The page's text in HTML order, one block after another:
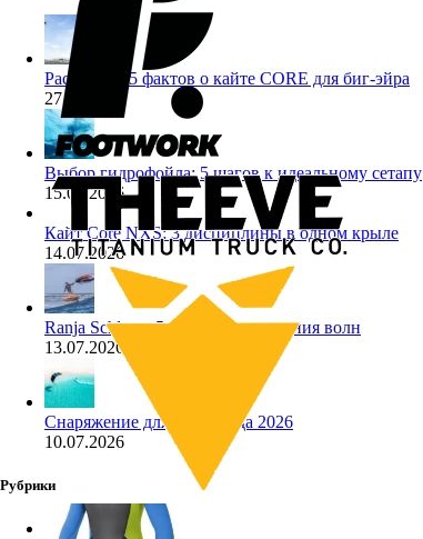
Pace Pro 2: 5 фактов о кайте CORE для биг-эйра
27.07.2026
Выбор гидрофойла: 5 шагов к идеальному сетапу
15.07.2026
Кайт Core NXS: 3 дисциплины в одном крыле
14.07.2026
Ranja Schlotte: 5 секретов покорения волн
13.07.2026
Снаряжение для лайтвинда 2026
10.07.2026
Рубрики
SUP(9)